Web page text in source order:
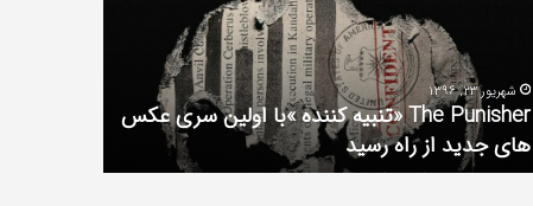
عکس
های
جدید
شهریور 23, 1396
The Punisher «تنبیه کننده »با اولین سری عکس
های جدید از راه رسید